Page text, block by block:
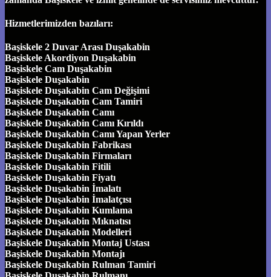
Hizmetlerimizden bazıları:
Başiskele 2 Duvar Arası Duşakabin
Başiskele Akordiyon Duşakabin
Başiskele Cam Duşakabin
Başiskele Duşakabin
Başiskele Duşakabin Cam Değişimi
Başiskele Duşakabin Cam Tamiri
Başiskele Duşakabin Camı
Başiskele Duşakabin Camı Kırıldı
Başiskele Duşakabin Camı Yapan Yerler
Başiskele Duşakabin Fabrikası
Başiskele Duşakabin Firmaları
Başiskele Duşakabin Fitili
Başiskele Duşakabin Fiyatı
Başiskele Duşakabin İmalatı
Başiskele Duşakabin İmalatçısı
Başiskele Duşakabin Kumlama
Başiskele Duşakabin Mıknatısı
Başiskele Duşakabin Modelleri
Başiskele Duşakabin Montaj Ustası
Başiskele Duşakabin Montajı
Başiskele Duşakabin Rulman Tamiri